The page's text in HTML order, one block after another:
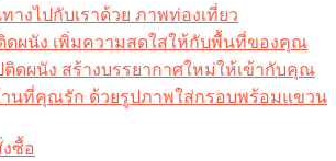
างไปกับเราด้วย ภาพท่องเที่ยว
ดผนัง เพิ่มความสดใสให้กับพื้นที่ของคุณ
ดผนัง สร้างบรรยากาศใหม่ให้เข้ากับคุณ
านที่คุณรัก ด้วยรูปภาพใส่กรอบพร้อมแขวน​
ซื้อ